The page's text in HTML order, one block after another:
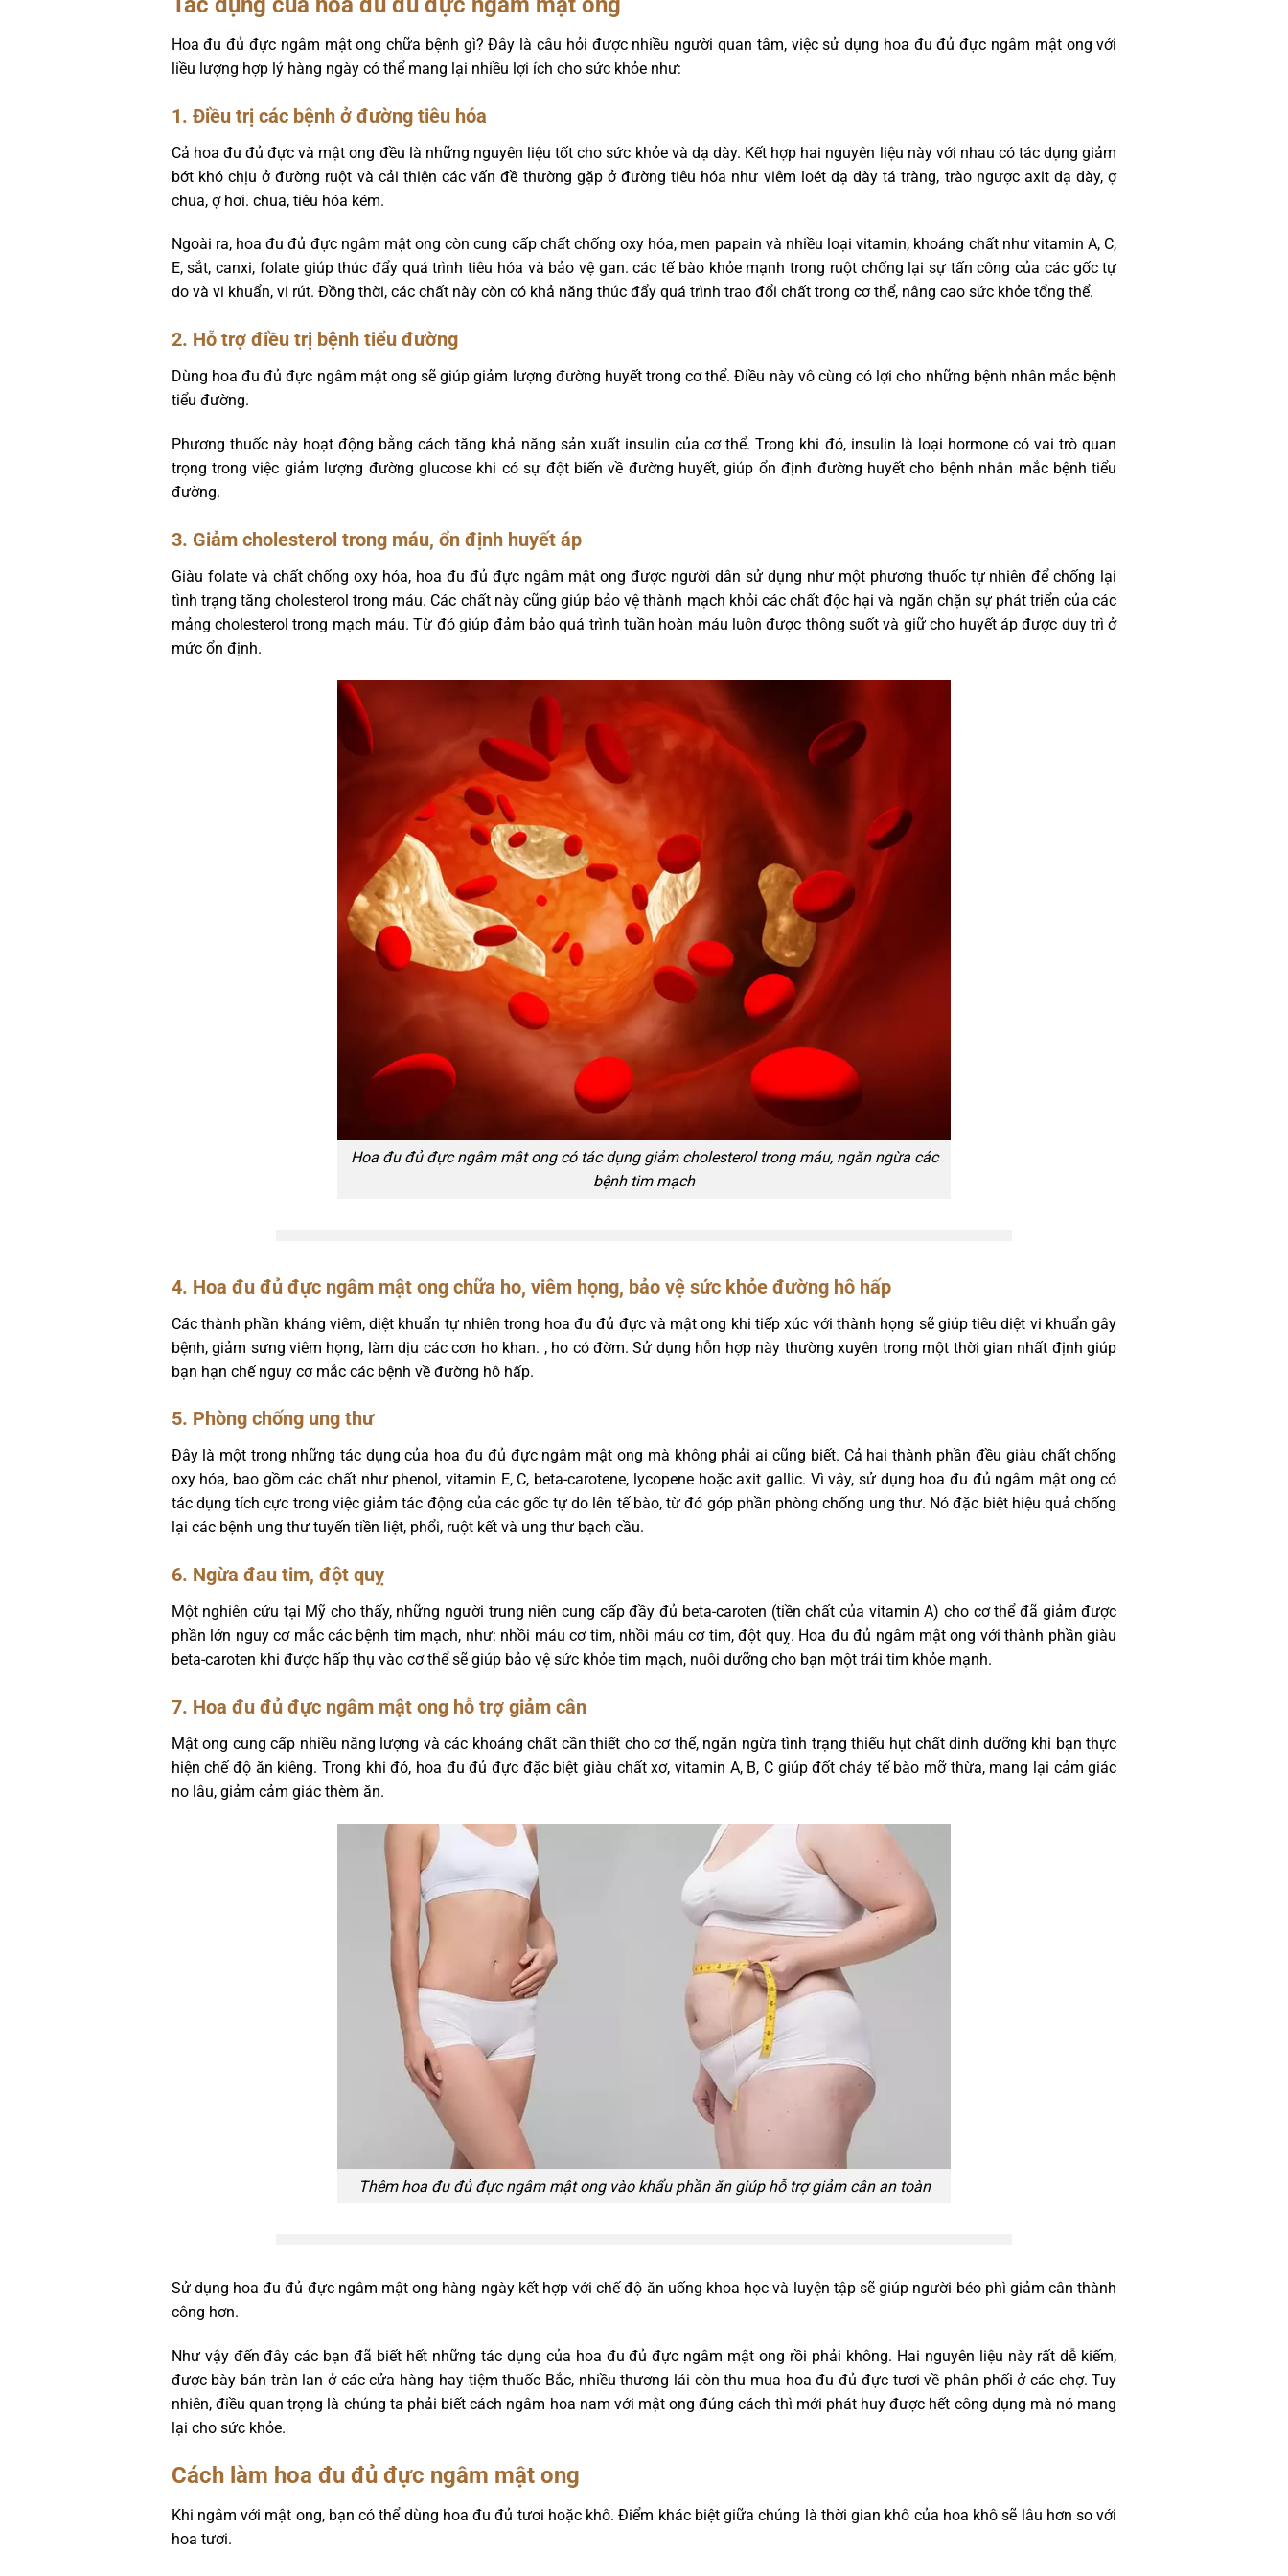
Hoa đu đủ đực ngâm mật ong chữa bệnh gì? Đây là câu hỏi được nhiều người quan tâm, việc sử dụng hoa đu đủ đực ngâm mật ong với
liều lượng hợp lý hàng ngày có thể mang lại nhiều lợi ích cho sức khỏe như:
1. Điều trị các bệnh ở đường tiêu hóa
Cả hoa đu đủ đực và mật ong đều là những nguyên liệu tốt cho sức khỏe và dạ dày. Kết hợp hai nguyên liệu này với nhau có tác dụng giảm
bớt khó chịu ở đường ruột và cải thiện các vấn đề thường gặp ở đường tiêu hóa như viêm loét dạ dày tá tràng, trào ngược axit dạ dày, ợ
chua, ợ hơi. chua, tiêu hóa kém.
Ngoài ra, hoa đu đủ đực ngâm mật ong còn cung cấp chất chống oxy hóa, men papain và nhiều loại vitamin, khoáng chất như vitamin A, C,
E, sắt, canxi, folate giúp thúc đẩy quá trình tiêu hóa và bảo vệ gan. các tế bào khỏe mạnh trong ruột chống lại sự tấn công của các gốc tự
do và vi khuẩn, vi rút. Đồng thời, các chất này còn có khả năng thúc đẩy quá trình trao đổi chất trong cơ thể, nâng cao sức khỏe tổng thể.
2. Hỗ trợ điều trị bệnh tiểu đường
Dùng hoa đu đủ đực ngâm mật ong sẽ giúp giảm lượng đường huyết trong cơ thể. Điều này vô cùng có lợi cho những bệnh nhân mắc bệnh
tiểu đường.
Phương thuốc này hoạt động bằng cách tăng khả năng sản xuất insulin của cơ thể. Trong khi đó, insulin là loại hormone có vai trò quan
trọng trong việc giảm lượng đường glucose khi có sự đột biến về đường huyết, giúp ổn định đường huyết cho bệnh nhân mắc bệnh tiểu
đường.
3. Giảm cholesterol trong máu, ổn định huyết áp
Giàu folate và chất chống oxy hóa, hoa đu đủ đực ngâm mật ong được người dân sử dụng như một phương thuốc tự nhiên để chống lại
tình trạng tăng cholesterol trong máu. Các chất này cũng giúp bảo vệ thành mạch khỏi các chất độc hại và ngăn chặn sự phát triển của các
mảng cholesterol trong mạch máu. Từ đó giúp đảm bảo quá trình tuần hoàn máu luôn được thông suốt và giữ cho huyết áp được duy trì ở
mức ổn định.
Hoa đu đủ đực ngâm mật ong có tác dụng giảm cholesterol trong máu, ngăn ngừa các
bệnh tim mạch
4. Hoa đu đủ đực ngâm mật ong chữa ho, viêm họng, bảo vệ sức khỏe đường hô hấp
Các thành phần kháng viêm, diệt khuẩn tự nhiên trong hoa đu đủ đực và mật ong khi tiếp xúc với thành họng sẽ giúp tiêu diệt vi khuẩn gây
bệnh, giảm sưng viêm họng, làm dịu các cơn ho khan. , ho có đờm. Sử dụng hỗn hợp này thường xuyên trong một thời gian nhất định giúp
bạn hạn chế nguy cơ mắc các bệnh về đường hô hấp.
5. Phòng chống ung thư
Đây là một trong những tác dụng của hoa đu đủ đực ngâm mật ong mà không phải ai cũng biết. Cả hai thành phần đều giàu chất chống
oxy hóa, bao gồm các chất như phenol, vitamin E, C, beta-carotene, lycopene hoặc axit gallic. Vì vậy, sử dụng hoa đu đủ ngâm mật ong có
tác dụng tích cực trong việc giảm tác động của các gốc tự do lên tế bào, từ đó góp phần phòng chống ung thư. Nó đặc biệt hiệu quả chống
lại các bệnh ung thư tuyến tiền liệt, phổi, ruột kết và ung thư bạch cầu.
6. Ngừa đau tim, đột quỵ
Một nghiên cứu tại Mỹ cho thấy, những người trung niên cung cấp đầy đủ beta-caroten (tiền chất của vitamin A) cho cơ thể đã giảm được
phần lớn nguy cơ mắc các bệnh tim mạch, như: nhồi máu cơ tim, nhồi máu cơ tim, đột quỵ. Hoa đu đủ ngâm mật ong với thành phần giàu
beta-caroten khi được hấp thụ vào cơ thể sẽ giúp bảo vệ sức khỏe tim mạch, nuôi dưỡng cho bạn một trái tim khỏe mạnh.
7. Hoa đu đủ đực ngâm mật ong hỗ trợ giảm cân
Mật ong cung cấp nhiều năng lượng và các khoáng chất cần thiết cho cơ thể, ngăn ngừa tình trạng thiếu hụt chất dinh dưỡng khi bạn thực
hiện chế độ ăn kiêng. Trong khi đó, hoa đu đủ đực đặc biệt giàu chất xơ, vitamin A, B, C giúp đốt cháy tế bào mỡ thừa, mang lại cảm giác
no lâu, giảm cảm giác thèm ăn.
Thêm hoa đu đủ đực ngâm mật ong vào khẩu phần ăn giúp hỗ trợ giảm cân an toàn
Sử dụng hoa đu đủ đực ngâm mật ong hàng ngày kết hợp với chế độ ăn uống khoa học và luyện tập sẽ giúp người béo phì giảm cân thành
công hơn.
Như vậy đến đây các bạn đã biết hết những tác dụng của hoa đu đủ đực ngâm mật ong rồi phải không. Hai nguyên liệu này rất dễ kiếm,
được bày bán tràn lan ở các cửa hàng hay tiệm thuốc Bắc, nhiều thương lái còn thu mua hoa đu đủ đực tươi về phân phối ở các chợ. Tuy
nhiên, điều quan trọng là chúng ta phải biết cách ngâm hoa nam với mật ong đúng cách thì mới phát huy được hết công dụng mà nó mang
lại cho sức khỏe.
Cách làm hoa đu đủ đực ngâm mật ong
Khi ngâm với mật ong, bạn có thể dùng hoa đu đủ tươi hoặc khô. Điểm khác biệt giữa chúng là thời gian khô của hoa khô sẽ lâu hơn so với
hoa tươi.